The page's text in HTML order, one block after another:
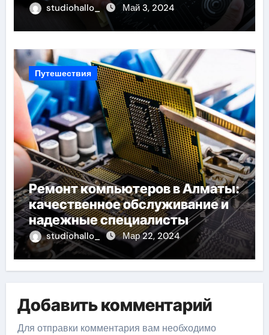
studiohallo_ Май 3, 2024
Путешествия
Ремонт компьютеров в Алматы:
качественное обслуживание и
надежные специалисты
studiohallo_ Мар 22, 2024
Добавить комментарий
Для отправки комментария вам необходимо